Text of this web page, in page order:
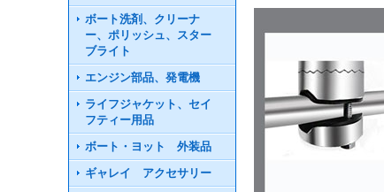
ボート洗剤、クリーナ
ー、ポリッシュ、スター
ブライト
エンジン部品、発電機
ライフジャケット、セイ
フティー用品
ボート・ヨット 外装品
ギャレイ アクセサリー